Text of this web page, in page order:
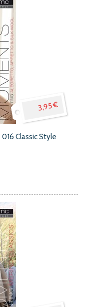
3,95 €
Classic Style